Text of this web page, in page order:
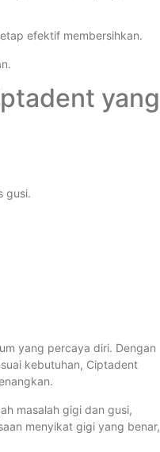
efektif membersihkan.
yang
gusi.
yang percaya diri. Dengan
kebutuhan, Ciptadent
masalah gigi dan gusi,
menyikat gigi yang benar,